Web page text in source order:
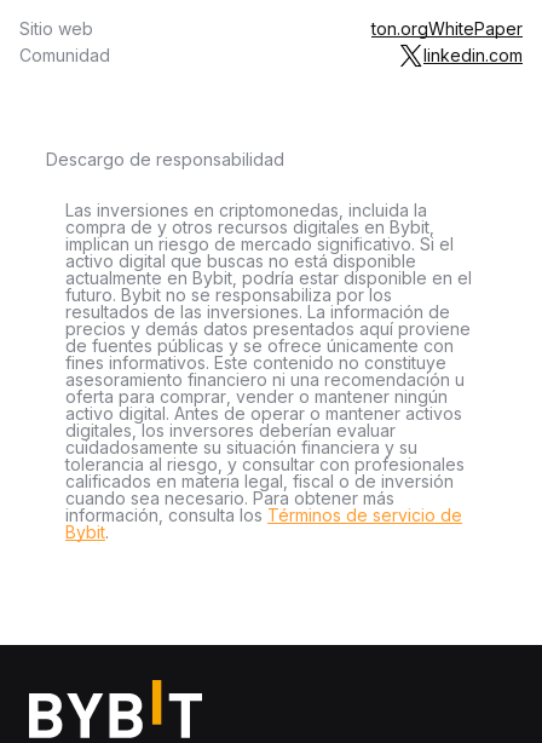
Sitio web ton.orgWhitePaper
Comunidad
linkedin.com
Descargo de responsabilidad
Las inversiones en criptomonedas, incluida la
compra de y otros recursos digitales en Bybit,
implican un riesgo de mercado significativo. Si el
activo digital que buscas no está disponible
actualmente en Bybit, podría estar disponible en el
futuro. Bybit no se responsabiliza por los
resultados de las inversiones. La información de
precios y demás datos presentados aquí proviene
de fuentes públicas y se ofrece únicamente con
fines informativos. Este contenido no constituye
asesoramiento financiero ni una recomendación u
oferta para comprar, vender o mantener ningún
activo digital. Antes de operar o mantener activos
digitales, los inversores deberían evaluar
cuidadosamente su situación financiera y su
tolerancia al riesgo, y consultar con profesionales
calificados en materia legal, fiscal o de inversión
cuando sea necesario. Para obtener más
información, consulta los Términos de servicio de
Bybit.